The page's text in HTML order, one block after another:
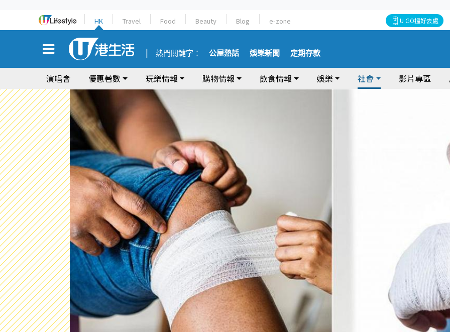
HK Travel Food Beauty Blog e-zone U GO搵好去處
熱門關鍵字： 公屋熱話 娛樂新聞 定期存款
演唱會 優惠著數 玩樂情報 購物情報 飲食情報 娛樂 社會 影片專區